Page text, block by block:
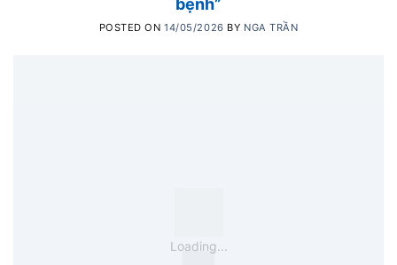
bệnh”
POSTED ON14/05/2026 BY NGA TRẦN
Loading...